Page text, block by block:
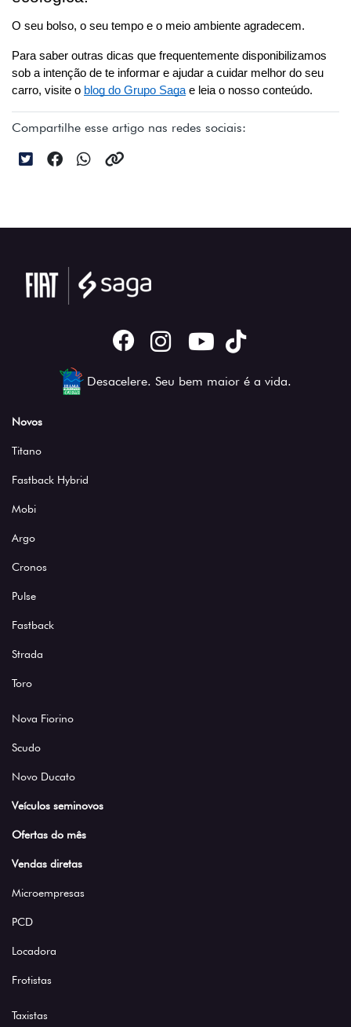
O seu bolso, o seu tempo e o meio ambiente agradecem.
Para saber outras dicas que frequentemente disponibilizamos
sob a intenção de te informar e ajudar a cuidar melhor do seu
carro, visite o blog do Grupo Saga e leia o nosso conteúdo.
Compartilhe esse artigo nas redes sociais:
Desacelere. Seu bem maior é a vida.
Novos
Titano
Fastback Hybrid
Mobi
Argo
Cronos
Pulse
Fastback
Strada
Toro
Nova Fiorino
Scudo
Novo Ducato
Veículos seminovos
Ofertas do mês
Vendas diretas
Microempresas
PCD
Locadora
Frotistas
Taxistas